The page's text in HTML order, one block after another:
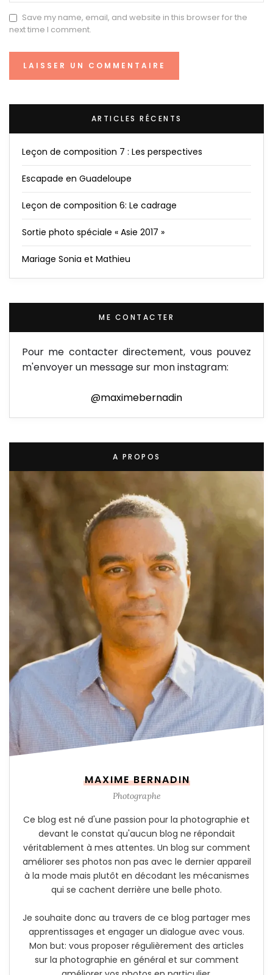
Save my name, email, and website in this browser for the
next time I comment.
ARTICLES RÉCENTS
Leçon de composition 7 : Les perspectives
Escapade en Guadeloupe
Leçon de composition 6: Le cadrage
Sortie photo spéciale « Asie 2017 »
Mariage Sonia et Mathieu
ME CONTACTER
Pour me contacter directement, vous pouvez
m'envoyer un message sur mon instagram:
@maximebernadin
A PROPOS
MAXIME BERNADIN
Photographe
Ce blog est né d'une passion pour la photographie et
devant le constat qu'aucun blog ne répondait
véritablement à mes attentes. Un blog sur comment
améliorer ses photos non pas avec le dernier appareil
à la mode mais plutôt en décodant les mécanismes
qui se cachent derrière une belle photo.
Je souhaite donc au travers de ce blog partager mes
apprentissages et engager un dialogue avec vous.
Mon but: vous proposer régulièrement des articles
sur la photographie en général et sur comment